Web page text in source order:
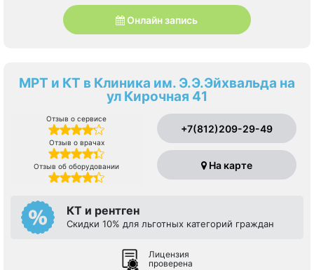
Онлайн запись
МРТ и КТ в Клиника им. Э.Э.Эйхвальда на
ул Кирочная 41
Отзыв о сервисе
Отзыв о врачах
Отзыв об оборудовании
+7(812)209-29-49
На карте
КТ и рентген
Скидки 10% для льготных категорий граждан
Лицензия
проверена